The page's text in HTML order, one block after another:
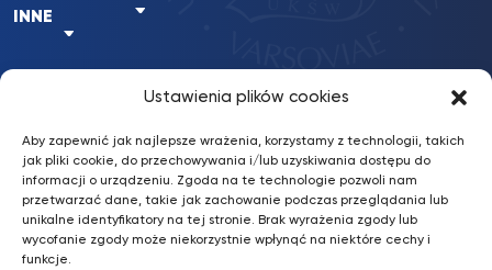
Ustawienia plików cookies
Aby zapewnić jak najlepsze wrażenia, korzystamy z technologii, takich
jak pliki cookie, do przechowywania i/lub uzyskiwania dostępu do
informacji o urządzeniu. Zgoda na te technologie pozwoli nam
przetwarzać dane, takie jak zachowanie podczas przeglądania lub
unikalne identyfikatory na tej stronie. Brak wyrażenia zgody lub
wycofanie zgody może niekorzystnie wpłynąć na niektóre cechy i
funkcje.
INNE
UKSW
zastrzeżone.
Wykonanie:
Deklaracja dostępności
Konto bankowe: Erste Bank Polska S.A.